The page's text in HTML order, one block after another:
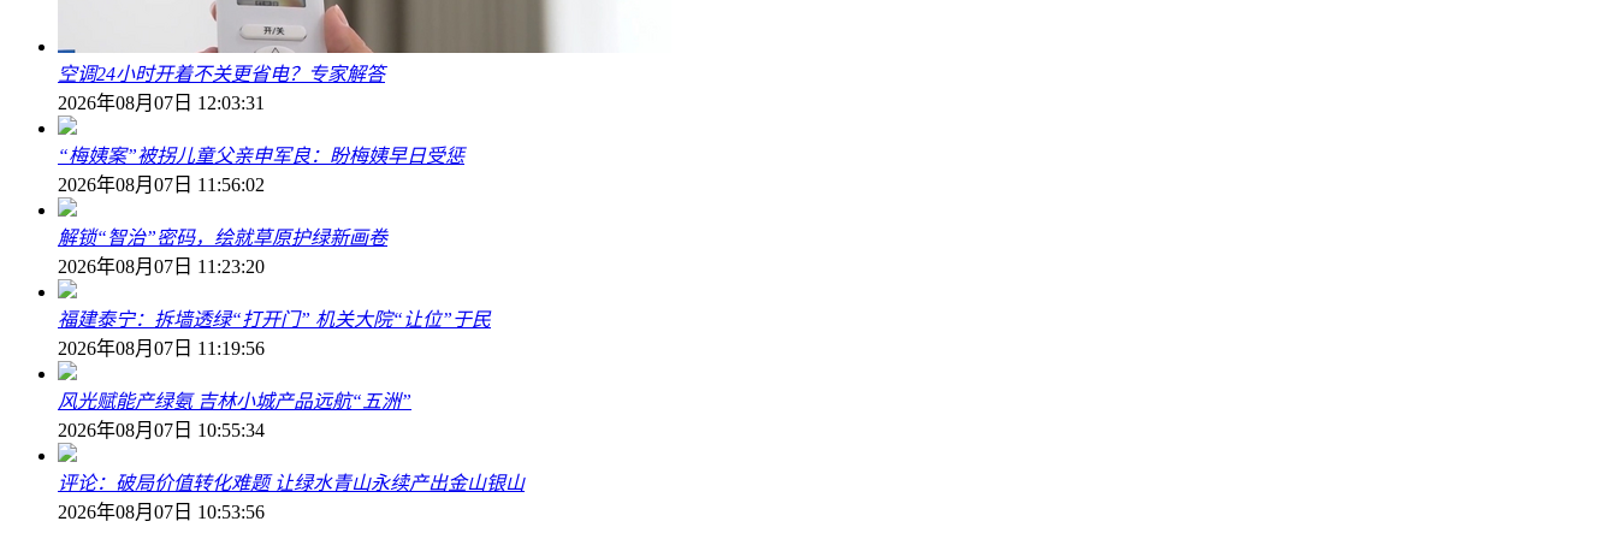
空调24小时开着不关更省电？专家解答
2026年08月07日 12:03:31
“梅姨案”被拐儿童父亲申军良：盼梅姨早日受惩
2026年08月07日 11:56:02
解锁“智治”密码，绘就草原护绿新画卷
2026年08月07日 11:23:20
福建泰宁：拆墙透绿“打开门” 机关大院“让位”于民
2026年08月07日 11:19:56
风光赋能产绿氨 吉林小城产品远航“五洲”
2026年08月07日 10:55:34
评论：破局价值转化难题 让绿水青山永续产出金山银山
2026年08月07日 10:53:56